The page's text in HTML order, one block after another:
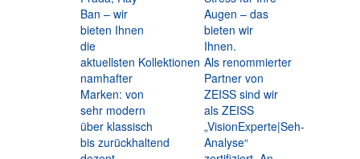
Ban – wir
bieten Ihnen
die
aktuellsten Kollektionen
namhafter
Marken: von
sehr modern
über klassisch
bis zurückhaltend
Augen – das
bieten wir
Ihnen.
Als renommierter
Partner von
ZEISS sind wir
als ZEISS
„VisionExperte|Seh-
Analyse“